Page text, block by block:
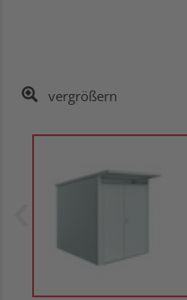
vergrößern